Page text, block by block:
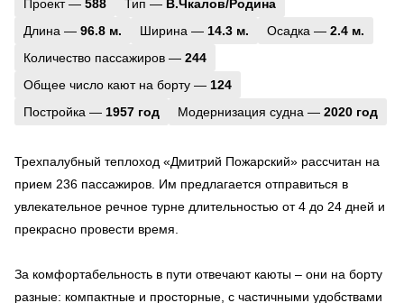
Проект — 588 Тип — В.Чкалов/Родина
Длина — 96.8 м. Ширина — 14.3 м. Осадка — 2.4 м.
Количество пассажиров — 244
Общее число кают на борту — 124
Постройка — 1957 год Модернизация судна — 2020 год
Трехпалубный теплоход «Дмитрий Пожарский» рассчитан на
прием 236 пассажиров. Им предлагается отправиться в
увлекательное речное турне длительностью от 4 до 24 дней и
прекрасно провести время.
За комфортабельность в пути отвечают каюты – они на борту
разные: компактные и просторные, с частичными удобствами